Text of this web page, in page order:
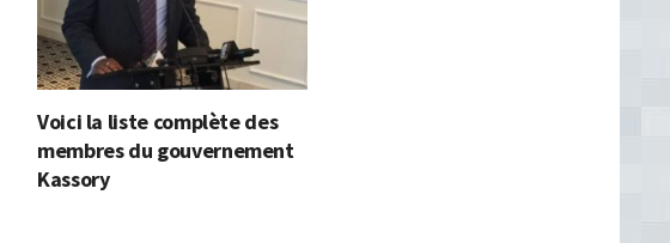
Voici la liste complète des
membres du gouvernement
Kassory